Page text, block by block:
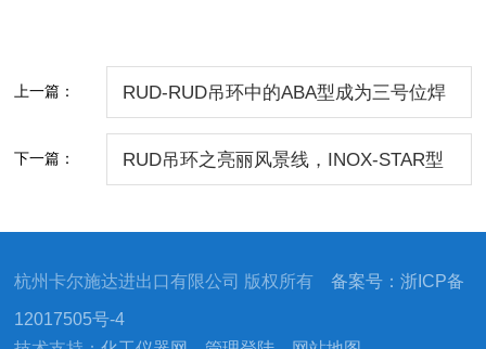
上一篇： RUD-RUD吊环中的ABA型成为三号位焊
下一篇： RUD吊环之亮丽风景线，INOX-STAR型
杭州卡尔施达进出口有限公司 版权所有备案号：浙ICP备
12017505号-4